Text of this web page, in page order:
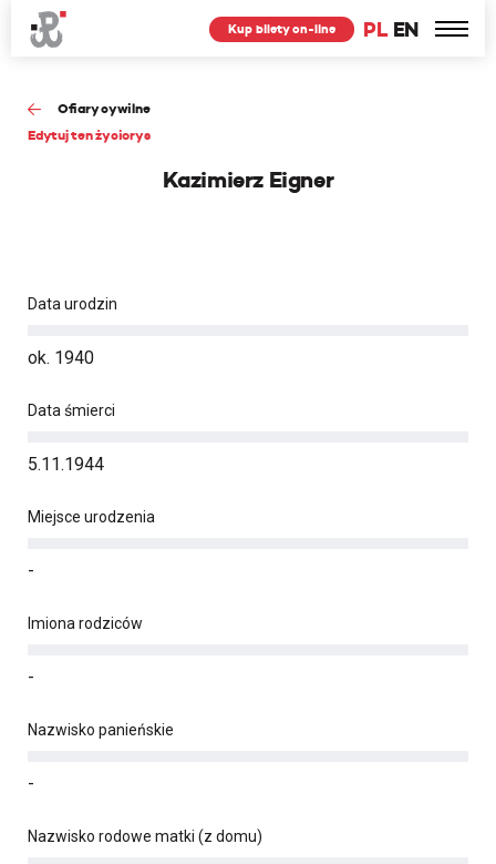
PL EN
Kup bilety on-line
Ofiary cywilne
Edytuj ten życiorys
Kazimierz Eigner
Data urodzin
ok. 1940
Data śmierci
5.11.1944
Miejsce urodzenia
-
Imiona rodziców
-
Nazwisko panieńskie
-
Nazwisko rodowe matki (z domu)